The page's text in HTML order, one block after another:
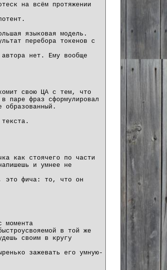
на всём протяжении
языковая модель.
перебора токенов с
нет. Ему вообще
свою ЦА с тем, что
паре фраз сформулировал
как стоячего по части
и умнее не
это фича: то, что он
момента
в той же
своим в кругу
зажевать его умную-